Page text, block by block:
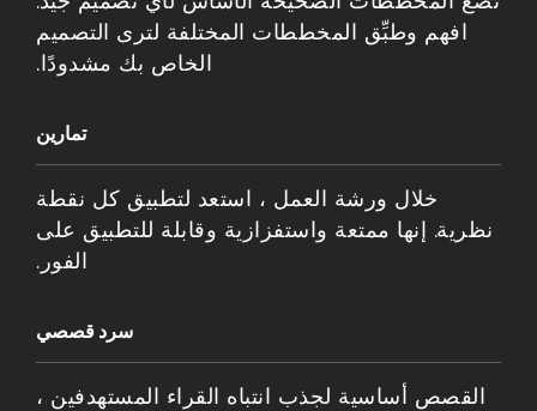
افهم وطبِّق المخططات المختلفة لترى التصميم
الخاص بك مشدودًا.
تمارين
خلال ورشة العمل ، استعد لتطبيق كل نقطة
نظرية. إنها ممتعة واستفزازية وقابلة للتطبيق على
الفور.
سرد قصصي
القصص أساسية لجذب انتباه القراء المستهدفين ،